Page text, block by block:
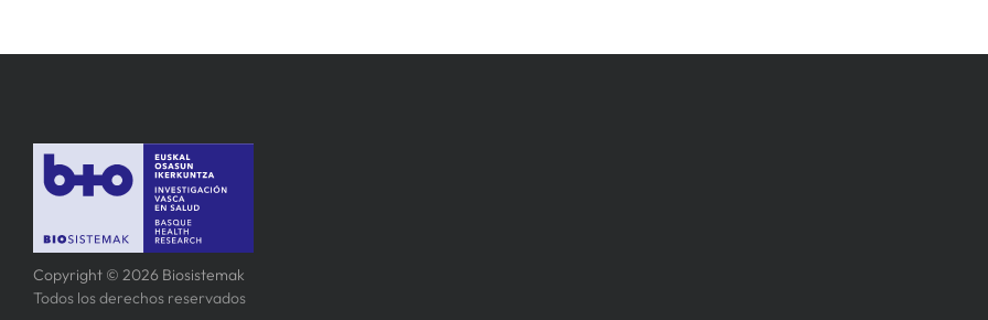
Copyright © 2026 Biosistemak
Todos los derechos reservados